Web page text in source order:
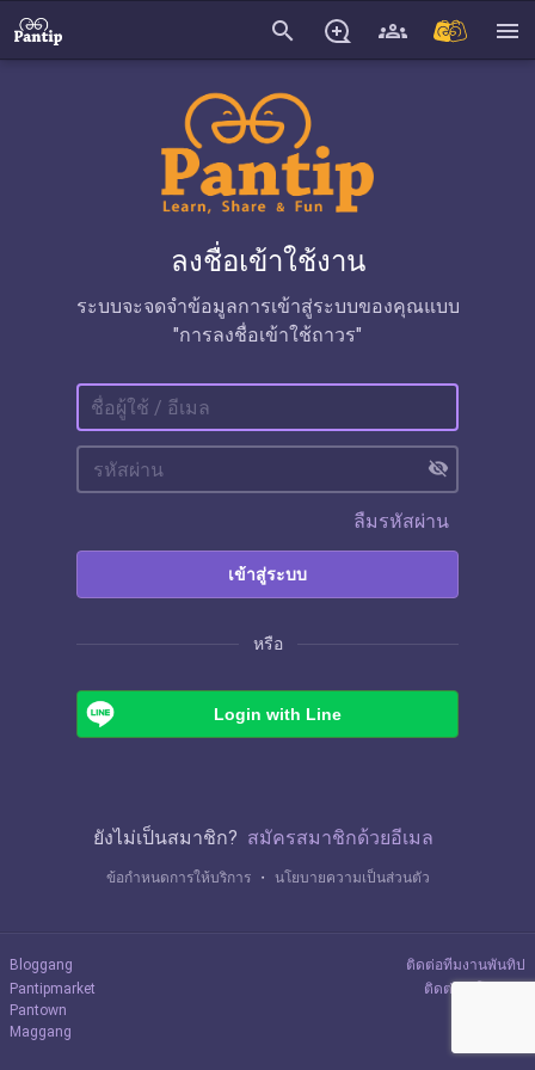
search menu
ลงชื่อเข้าใช้งาน
ระบบจะจดจำข้อมูลการเข้าสู่ระบบของคุณแบบ
"การลงชื่อเข้าใช้ถาวร"
visibility_off
ลืมรหัสผ่าน
เข้าสู่ระบบ
หรือ
Login with Line
ยังไม่เป็นสมาชิก? สมัครสมาชิกด้วยอีเมล
ข้อกำหนดการให้บริการ ・ นโยบายความเป็นส่วนตัว
Bloggang
Pantipmarket
Pantown
Maggang
ติดต่อทีมงานพันทิป
ติดต่อลงโฆษณา